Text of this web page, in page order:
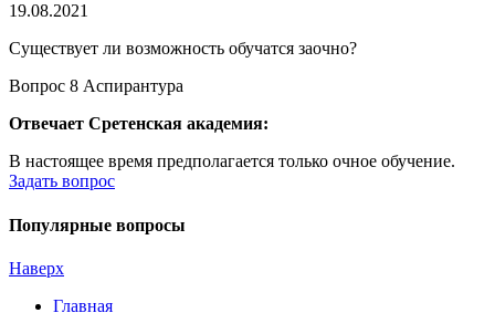
19.08.2021
Существует ли возможность обучатся заочно?
Вопрос 8 Аспирантура
Отвечает Сретенская академия:
В настоящее время предполагается только очное обучение.
Задать вопрос
Популярные вопросы
Наверх
Главная